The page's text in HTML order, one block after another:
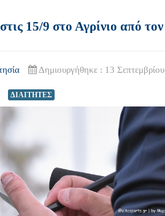
15/9 στο Αγρίνιο από
Δημιουργήθηκε : 13
ΔΙΑΙΤΗΤΕΣ